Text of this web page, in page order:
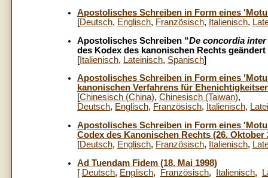
Apostolisches Schreiben in Form eines
[Deutsch, Englisch, Französisch, Italienisch,
Apostolisches Schreiben “De concordia
des Kodex des kanonischen Rechts geändert
[Italienisch, Lateinisch, Spanisch]
Apostolisches Schreiben in Form eines
kanonischen Verfahrens für
[Chinesisch (China), Chinesisch (Taiwan),
Deutsch, Englisch, Französisch, Italienisch,
Apostolisches Schreiben in Form eines
Codex des Kanonischen Rechts (26. Oktober
[Deutsch, Englisch, Französisch, Italienisch,
Ad Tuendam Fidem (18. Mai 1998)
[ Deutsch, Englisch, Französisch, Italienisch,